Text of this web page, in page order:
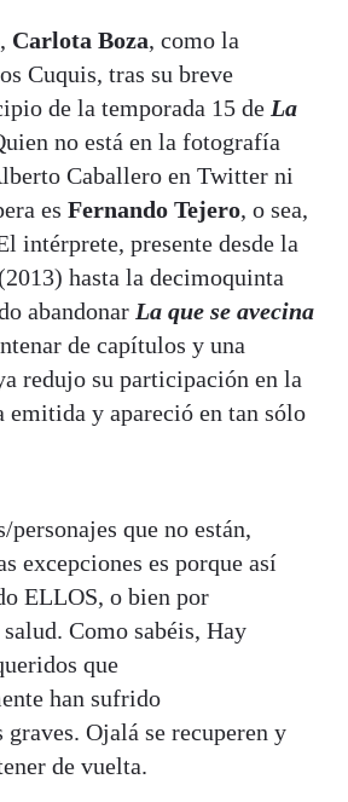
Carlota Boza, como la
Cuquis, tras su breve
de la temporada 15 de La
no está en la fotografía
Caballero en Twitter ni
es Fernando Tejero, o sea,
intérprete, presente desde la
hasta la decimoquinta
abandonar La que se avecina
de capítulos y una
redujo su participación en la
emitida y apareció en tan sólo
personajes que no están,
excepciones es porque así
ELLOS, o bien por
Como sabéis, Hay
que
han sufrido
graves. Ojalá se recuperen y
de vuelta.